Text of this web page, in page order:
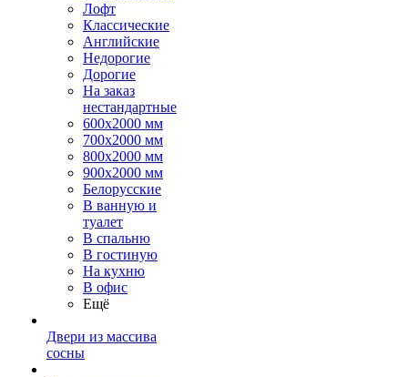
Лофт
Классические
Английские
Недорогие
Дорогие
На заказ
нестандартные
600х2000 мм
700х2000 мм
800х2000 мм
900х2000 мм
Белорусские
В ванную и
туалет
В спальню
В гостиную
На кухню
В офис
Ещё
Двери из массива
сосны